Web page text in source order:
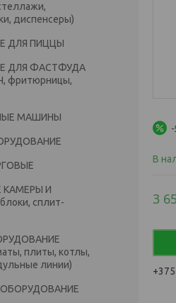
-
В
3
диспенсеры)
ДЛЯ ПИЦЦЫ
ДЛЯ ФАСТФУДА
фритюрницы,
МАШИНЫ
И
сплит-
плиты, котлы,
линии)